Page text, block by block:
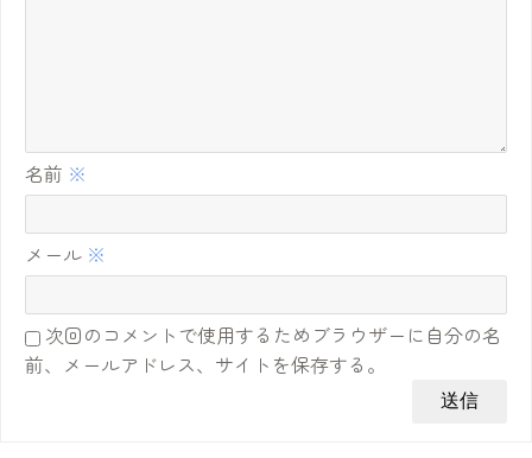
名前 ※
メール ※
次回のコメントで使用するためブラウザーに自分の名
前、メールアドレス、サイトを保存する。